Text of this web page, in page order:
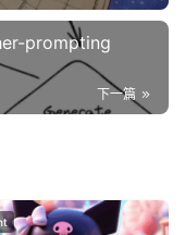
prompting
下一篇